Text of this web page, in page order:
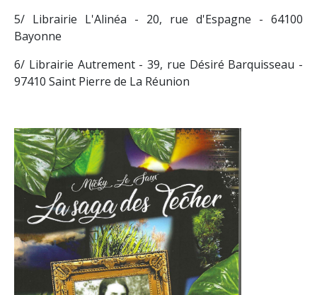
5/ Librairie L'Alinéa - 20, rue d'Espagne - 64100
Bayonne
6/ Librairie Autrement - 39, rue Désiré Barquisseau -
97410 Saint Pierre de La Réunion